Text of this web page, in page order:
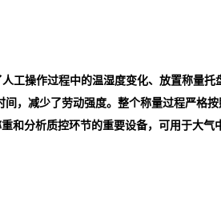
工操作过程中的温湿度变化、放置称量托
，减少了劳动强度。整个称量过程严格
和分析质控环节的重要设备，可用于大气